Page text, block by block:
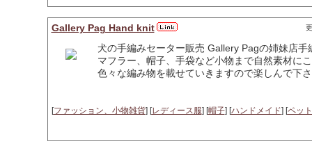
Gallery Pag Hand knit
犬の手編みセーター販売 Gallery Pagの姉妹店
マフラー、帽子、手袋など小物まで自然素材に
色々な編み物を載せていきますので楽しんで下
[ファッション、小物雑貨] [レディース服] [帽子] [ハンドメイド] [ペッ